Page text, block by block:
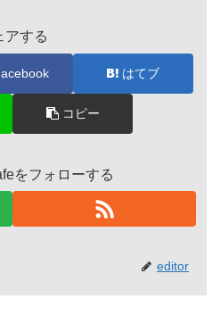
アする
はてブ
コピー
をフォローする
editor